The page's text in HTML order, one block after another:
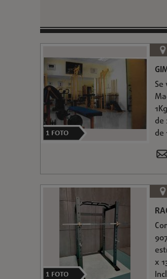
de
de
1 FOTO
x
1 FOTO